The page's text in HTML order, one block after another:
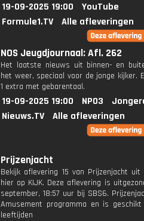
19-09-2025 19:00
YouTube
Formule1.TV
Alle afleveringen
NOS Jeugdjournaal: Afl. 262
Het laatste nieuws uit binnen- en
het weer, speciaal voor de jonge kijker.
1 extra met gebarentaal.
19-09-2025 19:00 NPO3
Nieuws.TV
Alle afleveringen
Prijzenjacht
Bekijk aflevering 15 van Prijzenjacht uit
hier op KIJK. Deze aflevering is
september, 18:57 uur bij SBS6.
Amusement programma en is
leeftijden